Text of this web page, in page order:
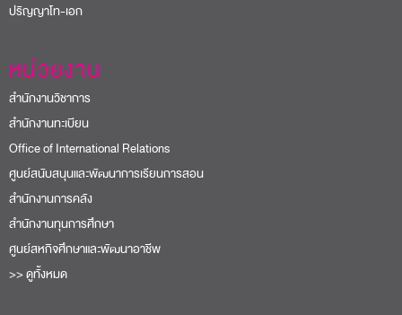
ปริญญาโท-เอก
หน่วยงาน
สำนักงานวิชาการ
สำนักงานทะเบียน
Office of International Relations
ศูนย์สนับสนุนและพัฒนาการเรียนการสอน
สำนักงานการคลัง
สำนักงานทุนการศึกษา
ศูนย์สหกิจศึกษาและพัฒนาอาชีพ
>> ดูทั้งหมด